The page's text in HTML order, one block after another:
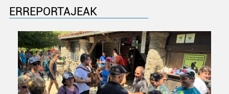
ERREPORTAJEAK